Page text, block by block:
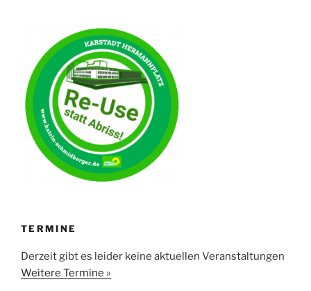
TERMINE
Derzeit gibt es leider keine aktuellen Veranstaltungen
Weitere Termine »